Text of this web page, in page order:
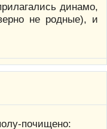
динамо,
не родные), и
почищено: